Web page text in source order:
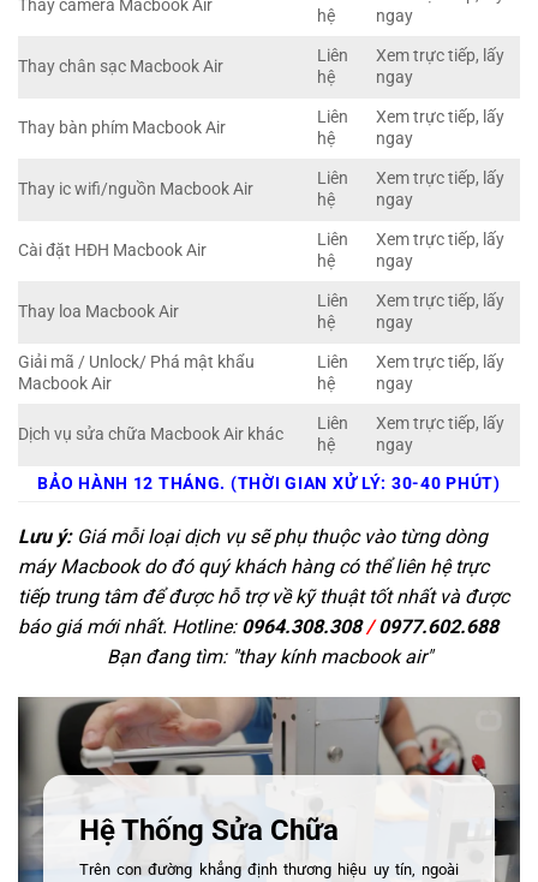
Thay camera Macbook Air
hệ
ngay
Thay chân sạc Macbook Air
Liên
hệ
Xem trực tiếp, lấy
ngay
Thay bàn phím Macbook Air
Liên
hệ
Xem trực tiếp, lấy
ngay
Thay ic wifi/nguồn Macbook Air
Liên
hệ
Xem trực tiếp, lấy
ngay
Cài đặt HĐH Macbook Air
Liên
hệ
Xem trực tiếp, lấy
ngay
Thay loa Macbook Air
Liên
hệ
Xem trực tiếp, lấy
ngay
Giải mã / Unlock/ Phá mật khẩu
Macbook Air
Liên
hệ
Xem trực tiếp, lấy
ngay
Dịch vụ sửa chữa Macbook Air khác
Liên
hệ
Xem trực tiếp, lấy
ngay
BẢO HÀNH 12 THÁNG. (THỜI GIAN XỬ LÝ: 30-40 PHÚT)
Lưu ý:Giá mỗi loại dịch vụ sẽ phụ thuộc vào từng dòng
máy Macbook do đó quý khách hàng có thể liên hệ trực
tiếp trung tâm để được hỗ trợ về kỹ thuật tốt nhất và được
báo giá mới nhất. Hotline: 0964.308.308/0977.602.688
Bạn đang tìm: "thay kính macbook air"
Hệ Thống Sửa Chữa
Trên con đường khẳng định thương hiệu uy tín, ngoài